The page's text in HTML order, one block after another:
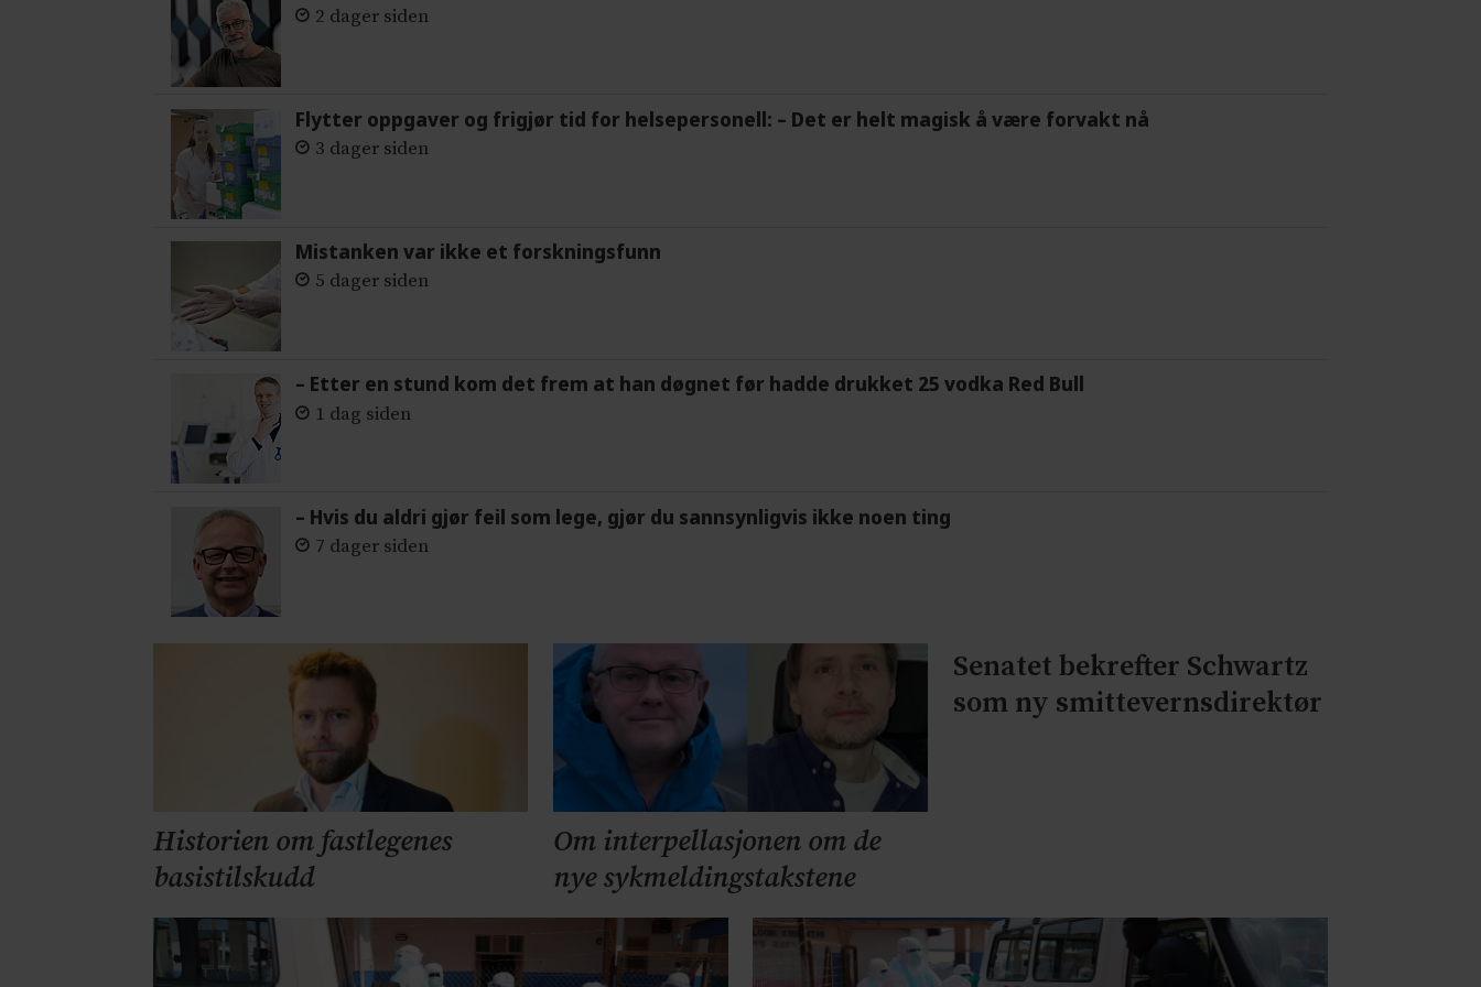
2 dager siden
Flytter oppgaver og frigjør tid for helsepersonell: – Det er helt magisk å være forvakt nå
3 dager siden
Mistanken var ikke et forskningsfunn
5 dager siden
– Etter en stund kom det frem at han døgnet før hadde drukket 25 vodka Red Bull
1 dag siden
– Hvis du aldri gjør feil som lege, gjør du sannsynligvis ikke noen ting
7 dager siden
Historien om fastlegenes
basistilskudd
Om interpellasjonen om de
nye sykmeldingstakstene
Senatet bekrefter Schwartz
som ny smittevernsdirektør